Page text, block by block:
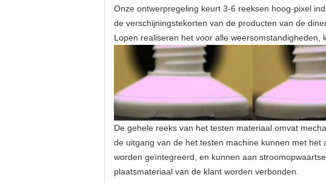
Onze ontwerpregeling keurt 3-6 reeksen hoog-pixel
de verschijningstekorten van de producten van de
Lopen realiseren het voor alle weersomstandigheden,
De gehele reeks van het testen materiaal omvat
de uitgang van de het testen machine kunnen met
worden geïntegreerd, en kunnen aan
plaatsmateriaal van de klant worden verbonden.